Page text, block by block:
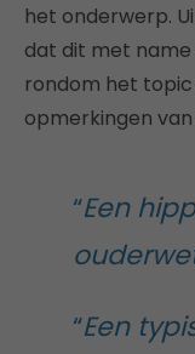
het onderwerp.
dat dit met name
rondom het
opmerkingen
“Een
“Een